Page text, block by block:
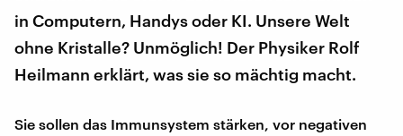
in Computern, Handys oder KI. Unsere Welt
ohne Kristalle? Unmöglich! Der Physiker Rolf
Heilmann erklärt, was sie so mächtig macht.
Sie sollen das Immunsystem stärken, vor negativen